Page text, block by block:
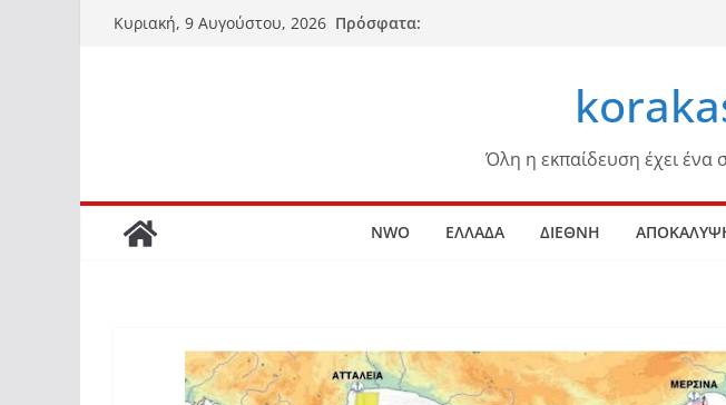
Μετάβαση
Κυριακή, 9 Αυγούστου, 2026 Πρόσφατα:
Όλη η εκπαίδευση έχει
NWO ΕΛΛΑΔΑ ΔΙΕΘΝΗ